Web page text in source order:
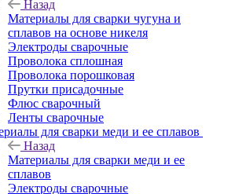
Назад
Материалы для сварки чугуна и
сплавов на основе никеля
Электроды сварочные
Проволока сплошная
Проволока порошковая
Прутки присадочные
Флюс сварочный
Ленты сварочные
для сварки меди и ее сплавов
Назад
Материалы для сварки меди и ее
сплавов
Электроды сварочные